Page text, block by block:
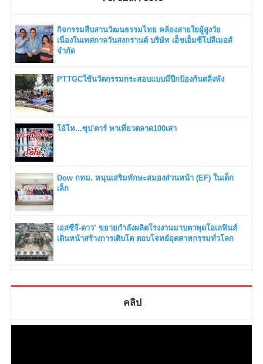
กิจกรรมสืบสานวัฒนธรรมไทย คล้องสายใยผู้สูงวัย
เนื่องในเทศกาลวันสงกรานต์ บริษัท เอ็ชเอ็มซีโปลีเมอส์
จำกัด
PTTGCใช้นวัตกรรมกระสอบแบบมีปีกป้องกันตลิ่งพัง
โอ้โห...ซุป'ตาร์ พาเที่ยวตลาด100เสา
Dow กทม. หนุนเสริมทักษะสมองส่วนหน้า (EF) ในเด็ก
เล็ก
เอสซีจี-ดาว’ ขยายกำลังผลิตโรงงานมาบตาพุดโอเลฟินส์
เดินหน้าสร้างการเติบโต ตอบโจทย์อุตสาหกรรมทั่วโลก
คลิป